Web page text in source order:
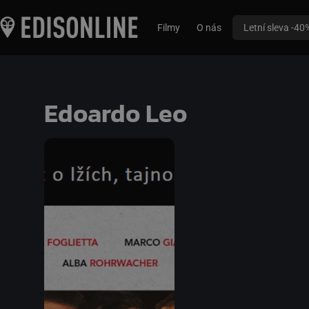
Filmy O nás Letní sleva -
Edoardo Leo